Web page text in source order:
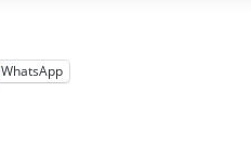
WhatsApp